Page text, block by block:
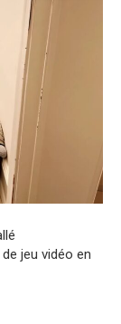
jeu vidéo en